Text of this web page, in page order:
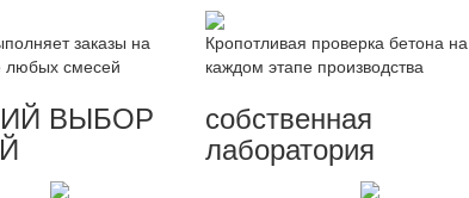
заказы на
любых смесей
ВЫБОР
Кропотливая проверка бетона на
каждом этапе производства
собственная
лаборатория